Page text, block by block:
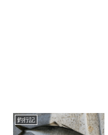
釣行記